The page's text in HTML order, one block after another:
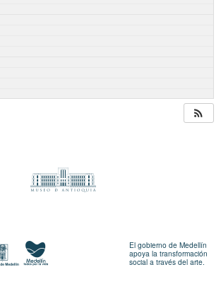
El gobierno de Medellín
apoya la transformación
social a través del arte.